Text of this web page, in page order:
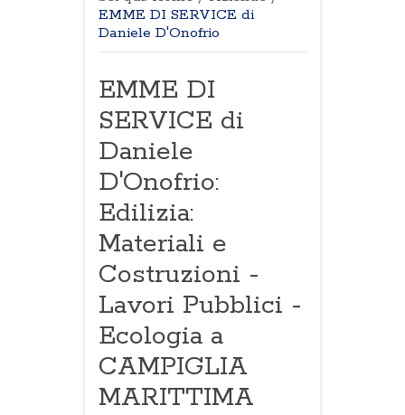
EMME DI SERVICE di
Daniele D'Onofrio
EMME DI
SERVICE di
Daniele
D'Onofrio:
Edilizia:
Materiali e
Costruzioni -
Lavori Pubblici -
Ecologia a
CAMPIGLIA
MARITTIMA